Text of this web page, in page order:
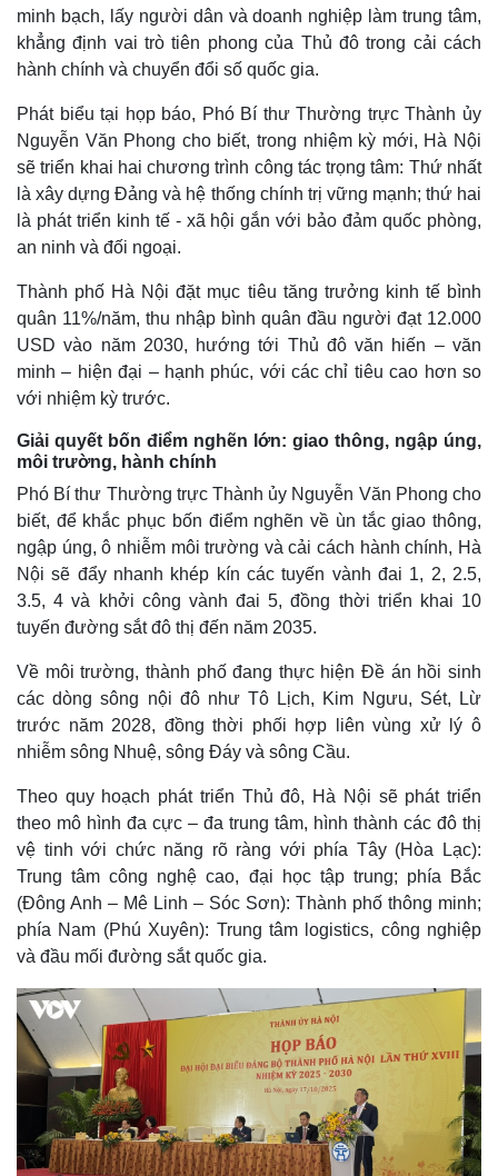
Kinh tế
Bất động sản
Khởi nghiệp
Thị trường
Giá vàng
Tiêu dùng
Tỷ giá
Chứng khoán
Giá cà phê
minh bạch, lấy người dân và doanh nghiệp làm trung tâm,
khẳng định vai trò tiên phong của Thủ đô trong cải cách
hành chính và chuyển đổi số quốc gia.
Phát biểu tại họp báo, Phó Bí thư Thường trực Thành ủy
Nguyễn Văn Phong cho biết, trong nhiệm kỳ mới, Hà Nội
sẽ triển khai hai chương trình công tác trọng tâm: Thứ nhất
là xây dựng Đảng và hệ thống chính trị vững mạnh; thứ hai
là phát triển kinh tế - xã hội gắn với bảo đảm quốc phòng,
an ninh và đối ngoại.
Thành phố Hà Nội đặt mục tiêu tăng trưởng kinh tế bình
quân 11%/năm, thu nhập bình quân đầu người đạt 12.000
USD vào năm 2030, hướng tới Thủ đô văn hiến – văn
minh – hiện đại – hạnh phúc, với các chỉ tiêu cao hơn so
với nhiệm kỳ trước.
Giải quyết bốn điểm nghẽn lớn: giao thông, ngập úng,
môi trường, hành chính
Phó Bí thư Thường trực Thành ủy Nguyễn Văn Phong cho
biết, để khắc phục bốn điểm nghẽn về ùn tắc giao thông,
ngập úng, ô nhiễm môi trường và cải cách hành chính, Hà
Nội sẽ đẩy nhanh khép kín các tuyến vành đai 1, 2, 2.5,
3.5, 4 và khởi công vành đai 5, đồng thời triển khai 10
tuyến đường sắt đô thị đến năm 2035.
Về môi trường, thành phố đang thực hiện Đề án hồi sinh
các dòng sông nội đô như Tô Lịch, Kim Ngưu, Sét, Lừ
trước năm 2028, đồng thời phối hợp liên vùng xử lý ô
nhiễm sông Nhuệ, sông Đáy và sông Cầu.
Theo quy hoạch phát triển Thủ đô, Hà Nội sẽ phát triển
theo mô hình đa cực – đa trung tâm, hình thành các đô thị
vệ tinh với chức năng rõ ràng với phía Tây (Hòa Lạc):
Trung tâm công nghệ cao, đại học tập trung; phía Bắc
(Đông Anh – Mê Linh – Sóc Sơn): Thành phố thông minh;
phía Nam (Phú Xuyên): Trung tâm logistics, công nghiệp
và đầu mối đường sắt quốc gia.